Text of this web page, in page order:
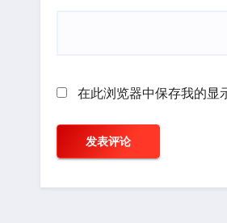
在此浏览器中保存我的显